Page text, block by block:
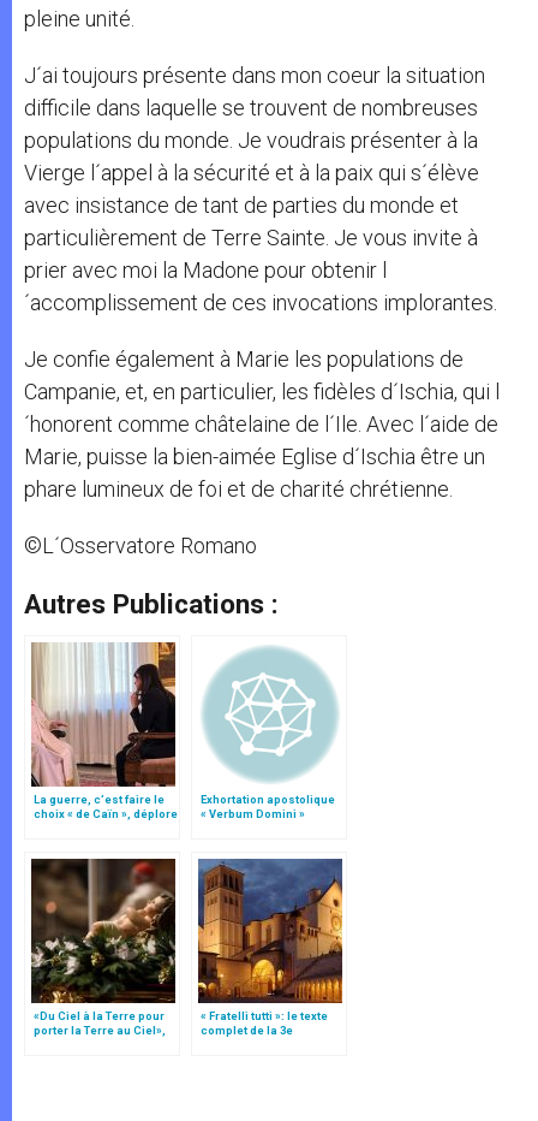
pleine unité.
J´ai toujours présente dans mon coeur la situation
difficile dans laquelle se trouvent de nombreuses
populations du monde. Je voudrais présenter à la
Vierge l´appel à la sécurité et à la paix qui s´élève
avec insistance de tant de parties du monde et
particulièrement de Terre Sainte. Je vous invite à
prier avec moi la Madone pour obtenir l
´accomplissement de ces invocations implorantes.
Je confie également à Marie les populations de
Campanie, et, en particulier, les fidèles d´Ischia, qui l
´honorent comme châtelaine de l´Ile. Avec l´aide de
Marie, puisse la bien-aimée Eglise d´Ischia être un
phare lumineux de foi et de charité chrétienne.
©L´Osservatore Romano
Autres Publications :
La guerre, c’est faire le
choix « de Caïn », déplore
Exhortation apostolique
« Verbum Domini »
«Du Ciel à la Terre pour
porter la Terre au Ciel»,
« Fratelli tutti »: le texte
complet de la 3e